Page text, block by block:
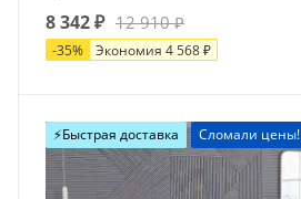
8 342₽ 12 910₽
-35% Экономия 4 568₽
⚡️Быстрая доставка Сломали цены!